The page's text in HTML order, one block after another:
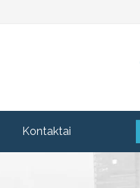
Kontaktai